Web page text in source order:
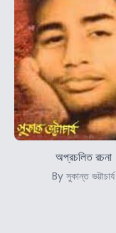
অপ্রচলিত রচনা
By সুকান্ত ভট্টাচার্য